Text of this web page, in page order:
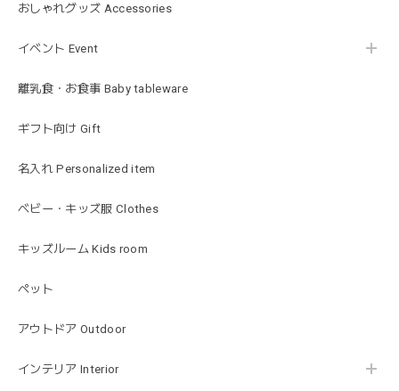
おしゃれグッズ Accessories
イベント Event
離乳食・お食事 Baby tableware
ギフト向け Gift
名入れ Personalized item
ベビー・キッズ服 Clothes
キッズルーム Kids room
ペット
アウトドア Outdoor
インテリア Interior
2026/01/17
出産祝いで渡しました。友人がとても喜んでおりました！可
可愛いファーストトイが届きました！ ありがとうございま